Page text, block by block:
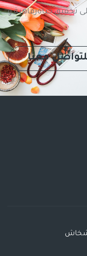
حياةرفاهية و
معنا